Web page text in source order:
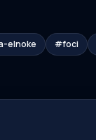
elnoke #foci